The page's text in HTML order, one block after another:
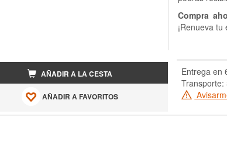
Compra
¡Renueva
AÑADIR A LA CESTA
AÑADIR A FAVORITOS
Entrega en
Transporte: